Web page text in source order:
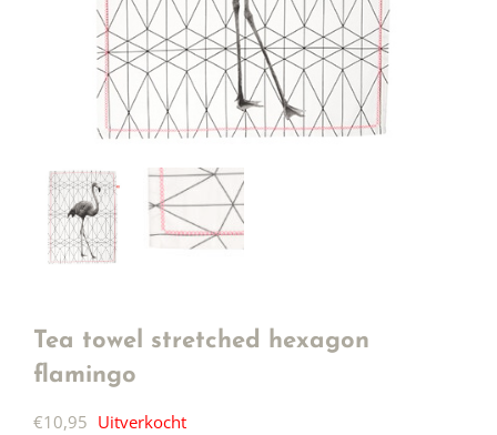
Tea towel stretched hexagon
flamingo
€10,95 Uitverkocht